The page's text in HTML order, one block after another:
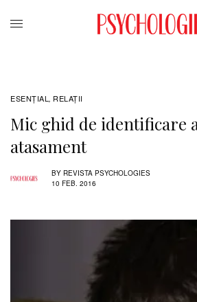
ESENȚIAL , RELAŢII
Mic ghid de identificare
atasament
BY REVISTA PSYCHOLOGIES
10 FEB. 2016